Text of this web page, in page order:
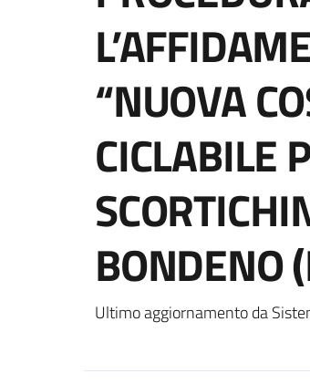
“NUOVA
CICLABILE
BONDENO
Ultimo aggiornamento da